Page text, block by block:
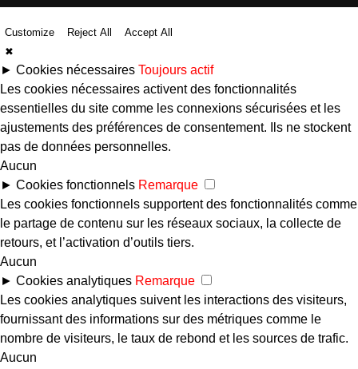
Customize Reject All
Accept All
✖
► Cookies nécessaires Toujours actif
Les cookies nécessaires activent des fonctionnalités
essentielles du site comme les connexions sécurisées et les
ajustements des préférences de consentement. Ils ne stockent
pas de données personnelles.
Aucun
► Cookies fonctionnels Remarque
Les cookies fonctionnels supportent des fonctionnalités comme
le partage de contenu sur les réseaux sociaux, la collecte de
retours, et l’activation d’outils tiers.
Aucun
► Cookies analytiques Remarque
Les cookies analytiques suivent les interactions des visiteurs,
fournissant des informations sur des métriques comme le
nombre de visiteurs, le taux de rebond et les sources de trafic.
Aucun